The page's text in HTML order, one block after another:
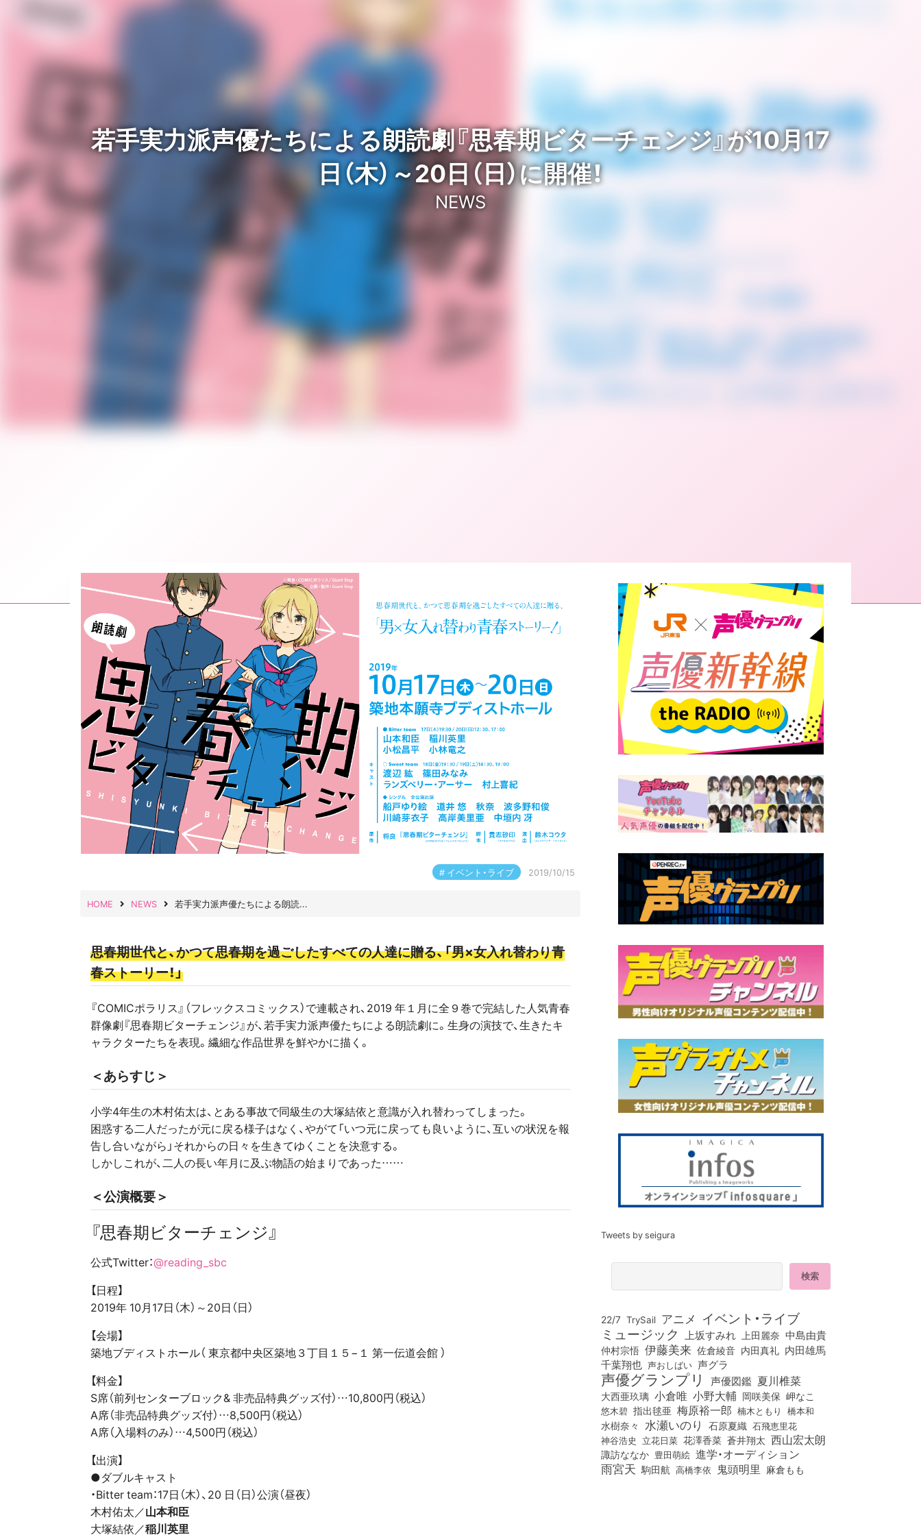
若手実力派声優たちによる朗読劇『思春期ビターチェンジ』が10月17
日（木）～20日（日）に開催！
NEWS
イベント・ライブ 2019/10/15
HOME NEWS 若手実力派声優たちによる朗読...
思春期世代と、かつて思春期を過ごしたすべての人達に贈る、「男×女入れ替わり青
春ストーリー！」
『COMICポラリス』（フレックスコミックス）で連載され、2019 年１月に全９巻で完結した人気青春
群像劇『思春期ビターチェンジ』が、若手実力派声優たちによる朗読劇に。生身の演技で、生きたキ
ャラクターたちを表現。繊細な作品世界を鮮やかに描く。
＜あらすじ＞
小学4年生の木村佑太は、とある事故で同級生の大塚結依と意識が入れ替わってしまった。
困惑する二人だったが元に戻る様子はなく、やがて「いつ元に戻っても良いように、互いの状況を報
告し合いながら」それからの日々を生きてゆくことを決意する。
しかしこれが、二人の長い年月に及ぶ物語の始まりであった……
＜公演概要＞
『思春期ビターチェンジ』
公式Twitter：@reading_sbc
【日程】
2019年 10月17日（木）～20日（日）
【会場】
築地ブディストホール（ 東京都中央区築地３丁目１５−１ 第一伝道会館 ）
【料金】
S席（前列センターブロック& 非売品特典グッズ付）…10,800円（税込）
A席（非売品特典グッズ付）…8,500円（税込）
A席（入場料のみ）…4,500円（税込）
【出演】
●ダブルキャスト
・Bitter team：17日（木）、20 日（日）公演（昼夜）
木村佑太／山本和臣
大塚結依／稲川英里
Tweets by seigura
22/7 TrySail アニメ イベント・ライブ
ミュージック 上坂すみれ 上田麗奈 中島由貴
仲村宗悟 伊藤美来 佐倉綾音 内田真礼 内田雄馬
千葉翔也 声おしばい 声グラ
声優グランプリ 声優図鑑 夏川椎菜
大西亜玖璃 小倉唯 小野大輔 岡咲美保 岬なこ
悠木碧 指出毬亜 梅原裕一郎 楠木ともり 橋本和
水樹奈々 水瀬いのり 石原夏織 石飛恵里花
神谷浩史 立花日菜 花澤香菜 蒼井翔太 西山宏太朗
諏訪ななか 豊田萌絵 進学・オーディション
雨宮天 駒田航 高橋李依 鬼頭明里 麻倉もも